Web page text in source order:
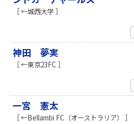
［ ←城西大学 ］
神田 夢実
［ ←東京23FC ］
一宮 憲太
［ ←Bellambi FC（オーストラリア） ］